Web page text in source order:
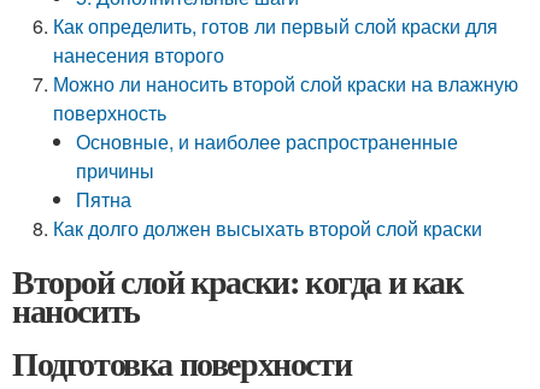
Как определить, готов ли первый слой краски для
нанесения второго
Можно ли наносить второй слой краски на влажную
поверхность
Основные, и наиболее распространенные
причины
Пятна
Как долго должен высыхать второй слой краски
Второй слой краски: когда и как
наносить
Подготовка поверхности